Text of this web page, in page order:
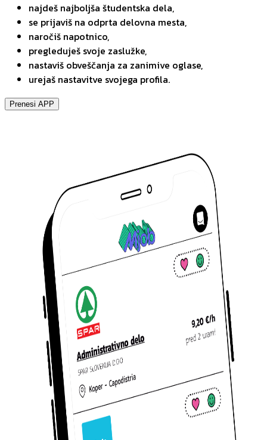
najdeš najboljša študentska dela,
se prijaviš na odprta delovna mesta,
naročiš napotnico,
pregleduješ svoje zaslužke,
nastaviš obveščanja za zanimive oglase,
urejaš nastavitve svojega profila.
Prenesi APP